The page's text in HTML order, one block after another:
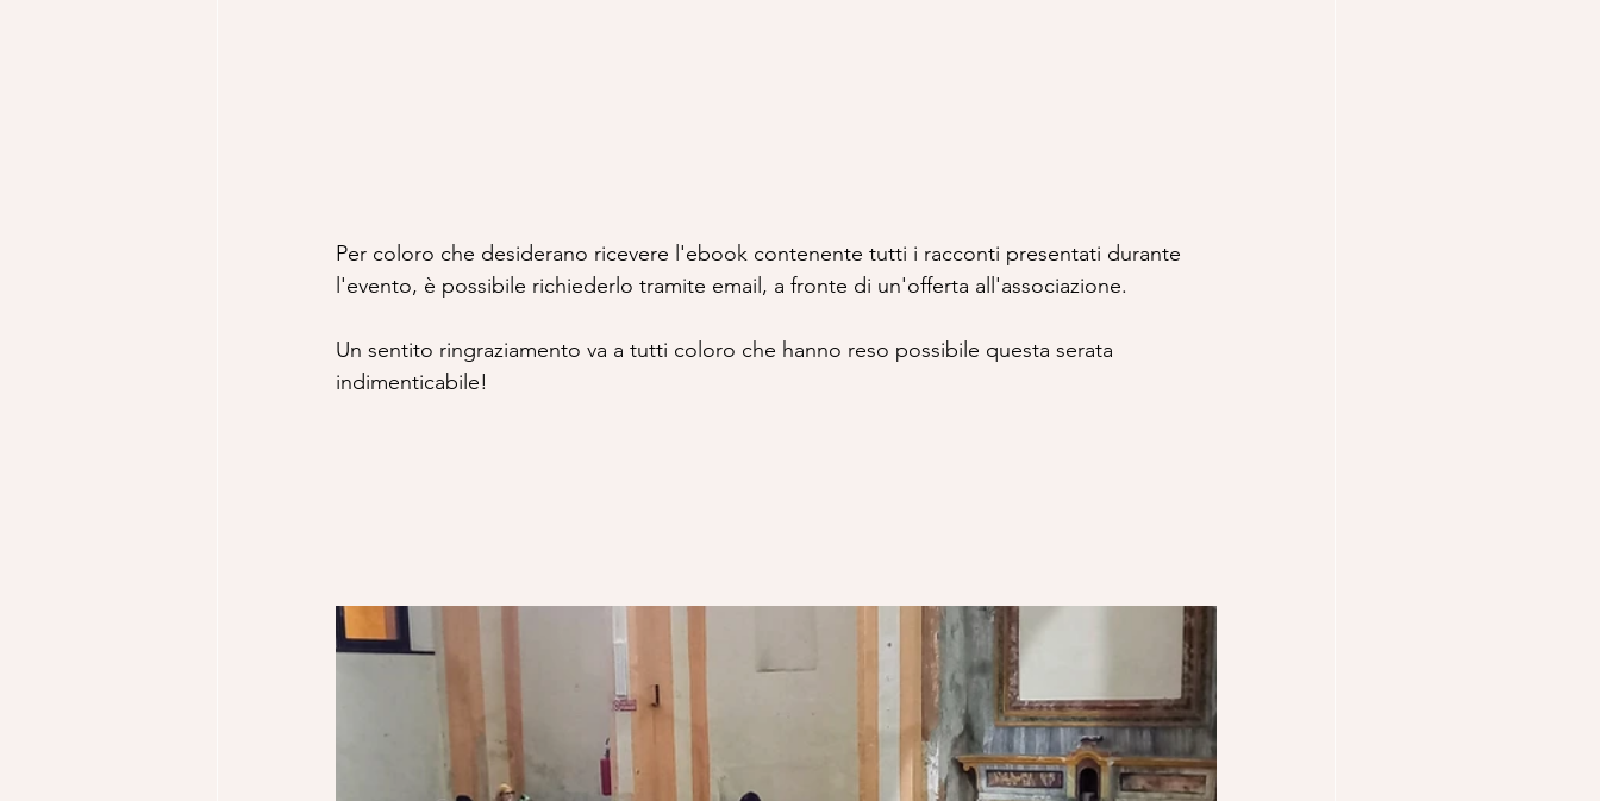
Per coloro che desiderano ricevere l'ebook contenente tutti i racconti presentati durante
l'evento, è possibile richiederlo tramite email, a fronte di un'offerta all'associazione.
Un sentito ringraziamento va a tutti coloro che hanno reso possibile questa serata
indimenticabile!